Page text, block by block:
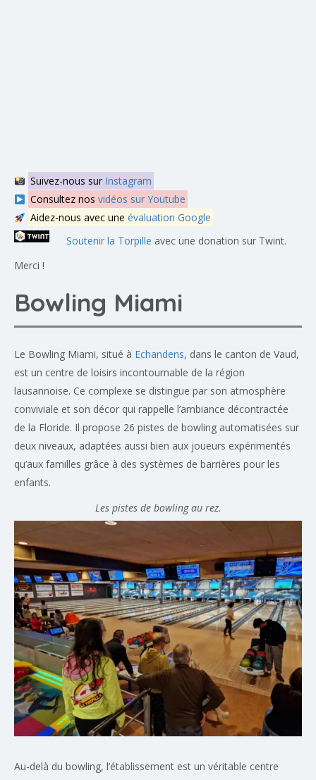
Suivez-nous sur Instagram
Consultez nos vidéos sur Youtube
Aidez-nous avec une évaluation Google
Soutenir la Torpille avec une donation sur Twint.
Merci !
Bowling Miami
Le Bowling Miami, situé à Echandens, dans le canton de Vaud,
est un centre de loisirs incontournable de la région
lausannoise. Ce complexe se distingue par son atmosphère
conviviale et son décor qui rappelle l’ambiance décontractée
de la Floride. Il propose 26 pistes de bowling automatisées sur
deux niveaux, adaptées aussi bien aux joueurs expérimentés
qu’aux familles grâce à des systèmes de barrières pour les
enfants.
Les pistes de bowling au rez.
Au-delà du bowling, l’établissement est un véritable centre